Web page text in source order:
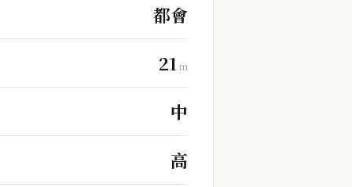
都會
21m
中
高